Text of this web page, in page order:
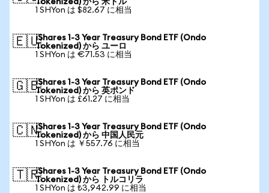
Tokenized) から 米ドル
1 SHYon は $82.67 に相当
🇪🇺iShares 1-3 Year Treasury Bond ETF (Ondo
Tokenized) から ユーロ
1 SHYon は €71.53 に相当
🇬🇧iShares 1-3 Year Treasury Bond ETF (Ondo
Tokenized) から 英ポンド
1 SHYon は £61.27 に相当
🇨🇳iShares 1-3 Year Treasury Bond ETF (Ondo
Tokenized) から 中国人民元
1 SHYon は ￥557.76 に相当
🇹🇷iShares 1-3 Year Treasury Bond ETF (Ondo
Tokenized) から トルコリラ
1 SHYon は ₺3,942.99 に相当